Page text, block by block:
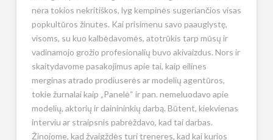
nėra tokios nekritiškos, lyg kempinės sugeriančios visas
popkultūros žinutes. Kai prisimenu savo paauglystę,
visoms, su kuo kalbėdavomės, atotrūkis tarp mūsų ir
vadinamojo grožio profesionalių buvo akivaizdus. Nors ir
skaitydavome pasakojimus apie tai, kaip eilines
merginas atrado prodiuserės ar modelių agentūros,
tokie žurnalai kaip „Panelė“ ir pan. nemeluodavo apie
modelių, aktorių ir dainininkių darbą. Būtent, kiekvienas
interviu ar straipsnis pabrėždavo, kad tai darbas.
Žinojome, kad žvaigždės turi treneres, kad kai kurios